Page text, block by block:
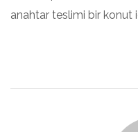
anahtar teslimi bir konut